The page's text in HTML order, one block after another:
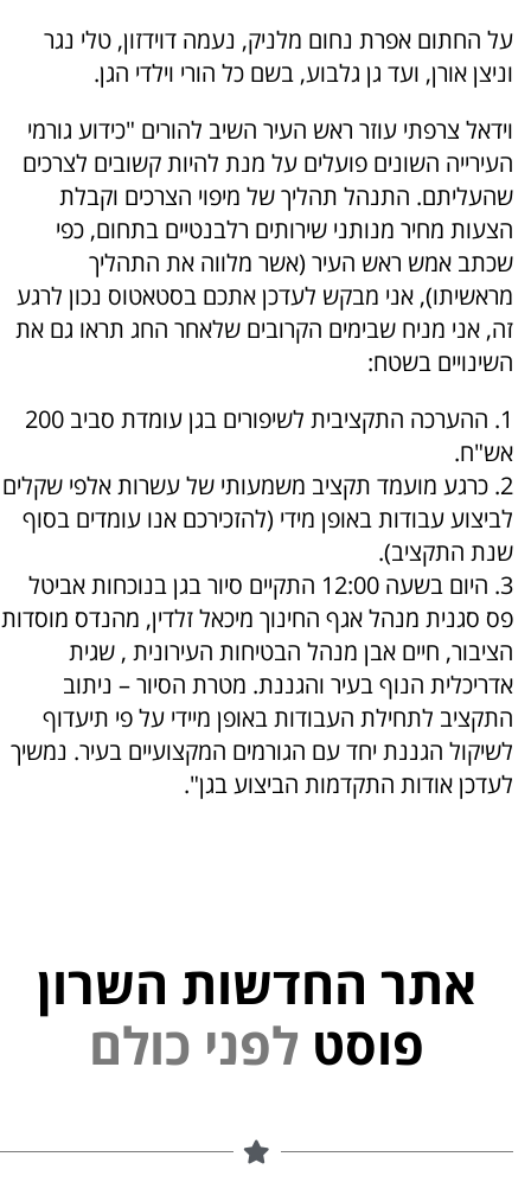
על החתום אפרת נחום מלניק, נעמה דוידזון, טלי נגר
וניצן אורן, ועד גן גלבוע, בשם כל הורי וילדי הגן.
וידאל צרפתי עוזר ראש העיר השיב להורים "כידוע גורמי
העירייה השונים פועלים על מנת להיות קשובים לצרכים
שהעליתם. התנהל תהליך של מיפוי הצרכים וקבלת
הצעות מחיר מנותני שירותים רלבנטיים בתחום, כפי
שכתב אמש ראש העיר (אשר מלווה את התהליך
מראשיתו), אני מבקש לעדכן אתכם בסטאטוס נכון לרגע
זה, אני מניח שבימים הקרובים שלאחר החג תראו גם את
השינויים בשטח:
1. ההערכה התקציבית לשיפורים בגן עומדת סביב 200
אש"ח.
2. כרגע מועמד תקציב משמעותי של עשרות אלפי שקלים
לביצוע עבודות באופן מידי (להזכירכם אנו עומדים בסוף
שנת התקציב).
3. היום בשעה 12:00 התקיים סיור בגן בנוכחות אביטל
פס סגנית מנהל אגף החינוך מיכאל זלדין, מהנדס מוסדות
הציבור, חיים אבן מנהל הבטיחות העירונית , שגית
אדריכלית הנוף בעיר והגננת. מטרת הסיור – ניתוב
התקציב לתחילת העבודות באופן מיידי על פי תיעדוף
לשיקול הגננת יחד עם הגורמים המקצועיים בעיר. נמשיך
לעדכן אודות התקדמות הביצוע בגן".
אתר החדשות השרון
פוסט
ל ם